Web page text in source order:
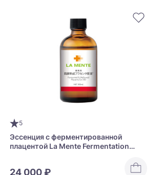
5
Эссенция с ферментированной
плацентой La Mente Fermentation
24 000 ₽